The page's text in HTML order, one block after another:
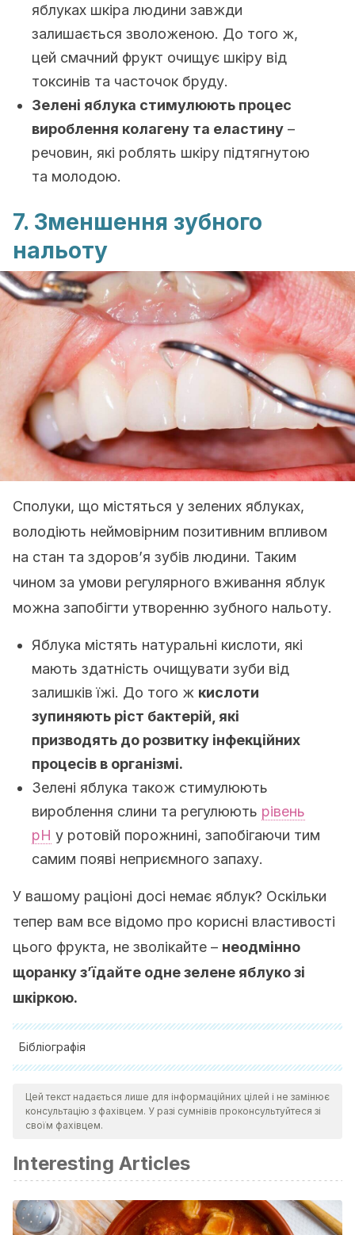
яблуках шкіра людини завжди
залишається зволоженою. До того ж,
цей смачний фрукт очищує шкіру від
токсинів та часточок бруду.
Зелені яблука стимулюють процес
вироблення колагену та еластину –
речовин, які роблять шкіру підтягнутою
та молодою.
7. Зменшення зубного
нальоту
Сполуки, що містяться у зелених яблуках,
володіють неймовірним позитивним впливом
на стан та здоров’я зубів людини. Таким
чином за умови регулярного вживання яблук
можна запобігти утворенню зубного нальоту.
Яблука містять натуральні кислоти, які
мають здатність очищувати зуби від
залишків їжі. До того ж кислоти
зупиняють ріст бактерій, які
призводять до розвитку інфекційних
процесів в організмі.
Зелені яблука також стимулюють
вироблення слини та регулюють рівень
рН у ротовій порожнині, запобігаючи тим
самим появі неприємного запаху.
У вашому раціоні досі немає яблук? Оскільки
тепер вам все відомо про корисні властивості
цього фрукта, не зволікайте – неодмінно
щоранку з’їдайте одне зелене яблуко зі
шкіркою.
Бібліографія
adición de la cáscara de manzana sobre el estrés
oxidativo y el perfil de proteínas en un modelo murino
Muñoz Quiroga H.D., Tarazona Guevara, L.F. (2017).
manzana en la población infantil de la institución educativa
Цей текст надається лише для інформаційних цілей і не замінює
консультацію з фахівцем. У разі сумнівів проконсультуйтеся зі
своїм фахівцем.
Interesting Articles